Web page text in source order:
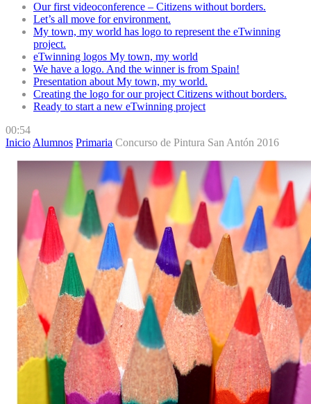
Our first videoconference – Citizens without borders.
Let’s all move for environment.
My town, my world has logo to represent the eTwinning
project.
eTwinning logos My town, my world
We have a logo. And the winner is from Spain!
Presentation about My town, my world.
Creating the logo for our project Citizens without borders.
Ready to start a new eTwinning project
00:54
Inicio Alumnos Primaria Concurso de Pintura San Antón 2016